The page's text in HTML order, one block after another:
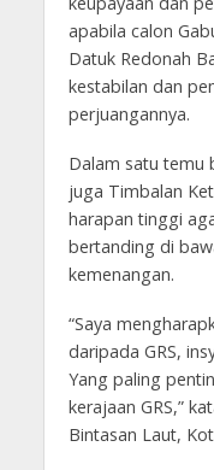
apabila calon
Datuk Redonah
kestabilan dan
perjuangannya.
Dalam satu temu
juga Timbalan
harapan tinggi
bertanding di
kemenangan.
“Saya
daripada GRS,
Yang paling
kerajaan GRS,”
Bintasan Laut,